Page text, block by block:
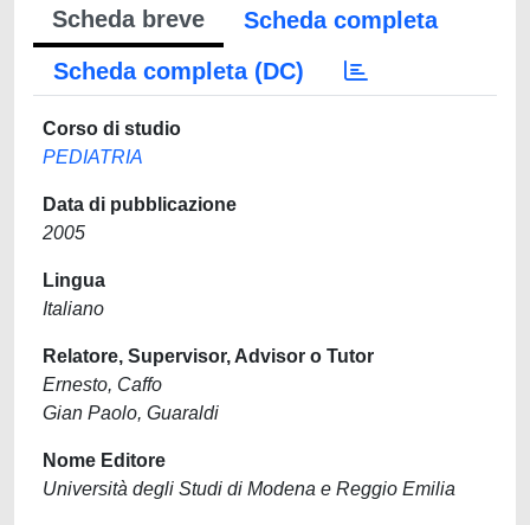
Scheda breve
Scheda completa
Scheda completa (DC)
Corso di studio
PEDIATRIA
Data di pubblicazione
2005
Lingua
Italiano
Relatore, Supervisor, Advisor o Tutor
Ernesto, Caffo
Gian Paolo, Guaraldi
Nome Editore
Università degli Studi di Modena e Reggio Emilia